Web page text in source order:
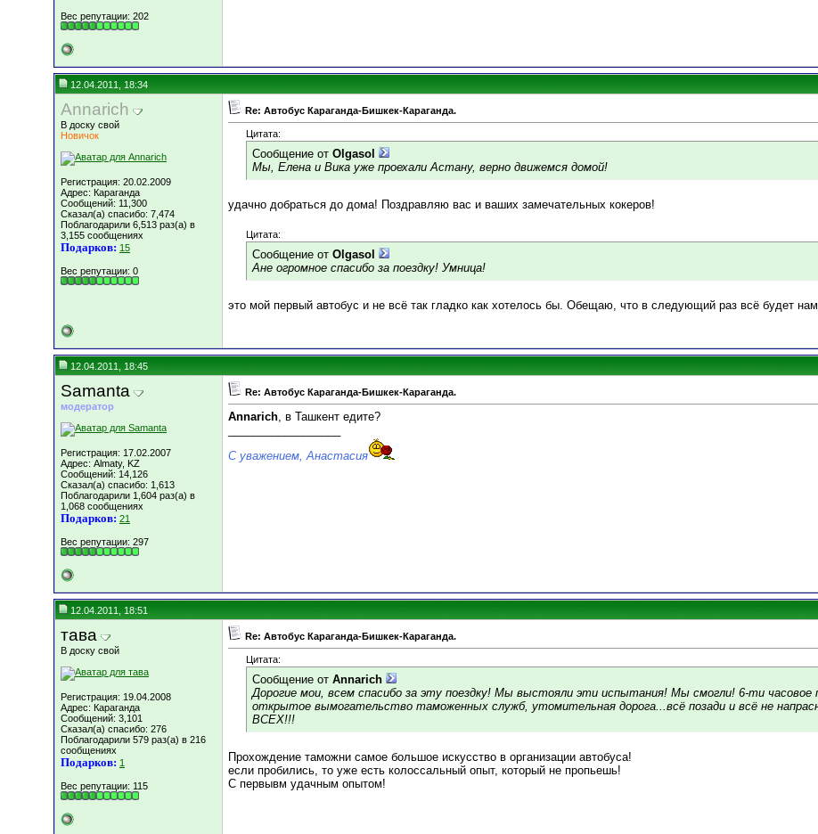
Вес репутации: 202
12.04.2011, 18:34
Annarich
В доску свой
Новичок
Регистрация: 20.02.2009
Адрес: Караганда
Сообщений: 11,300
Сказал(а) спасибо: 7,474
Поблагодарили 6,513 раз(а) в
3,155 сообщениях
Подарков: 15
Вес репутации: 0
Re: Автобус Караганда-Бишкек-Караганда.
Цитата:
Сообщение от Olgasol
Мы, Елена и Вика уже проехали Астану, верно движемся домой!
удачно добраться до дома! Поздравляю вас и ваших замечательных кокеров!
Цитата:
Сообщение от Olgasol
Ане огромное спасибо за поездку! Умница!
это мой первый автобус и не всё так гладко как хотелось бы. Обещаю, что в следующий раз всё будет
12.04.2011, 18:45
Samanta
модератор
Регистрация: 17.02.2007
Адрес: Almaty, KZ
Сообщений: 14,126
Сказал(а) спасибо: 1,613
Поблагодарили 1,604 раз(а) в
1,068 сообщениях
Подарков: 21
Вес репутации: 297
Re: Автобус Караганда-Бишкек-Караганда.
Annarich, в Ташкент едите?
С уважением, Анастасия
12.04.2011, 18:51
тава
В доску свой
Регистрация: 19.04.2008
Адрес: Караганда
Сообщений: 3,101
Сказал(а) спасибо: 276
Поблагодарили 579 раз(а) в 216
сообщениях
Подарков: 1
Вес репутации: 115
Re: Автобус Караганда-Бишкек-Караганда.
Цитата:
Сообщение от Annarich
Дорогие мои, всем спасибо за эту поездку! Мы выстояли эти испытания! Мы смогли! 6-ти часовое
открытое вымогательство таможенных служб, утомительная дорога...всё позади и всё не
ВСЕХ!!!
Прохождение таможни самое большое искусство в организации автобуса!
если пробились, то уже есть колоссальный опыт, который не пропьешь!
С первывм удачным опытом!